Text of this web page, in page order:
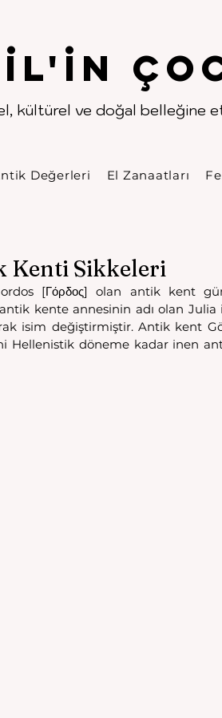
kültürel ve doğal belleğine
. .
Değerleri El Zanaatları
Kenti Sikkeleri
[Γόρδος] olan antik kent
kente annesinin adı olan
isim değiştirmiştir. Antik kent
Hellenistik döneme kadar inen